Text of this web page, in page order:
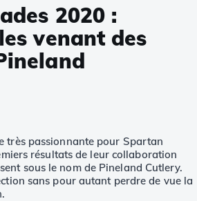
2020 :
venant des
très passionnante pour Spartan
résultats de leur collaboration
sous le nom de Pineland Cutlery.
sans pour autant perdre de vue la